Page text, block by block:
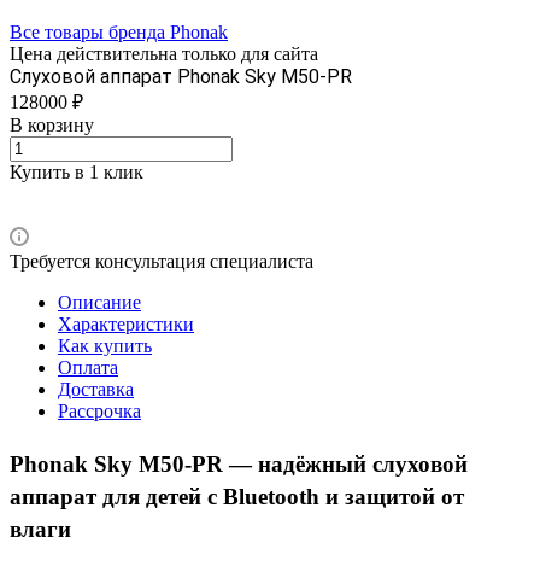
Все товары бренда Phonak
Цена действительна только для сайта
Слуховой аппарат Phonak Sky M50-PR
128000 ₽
В корзину
Купить в 1 клик
Требуется консультация специалиста
Описание
Характеристики
Как купить
Оплата
Доставка
Рассрочка
Phonak Sky M50-PR — надёжный слуховой
аппарат для детей с Bluetooth и защитой от
влаги